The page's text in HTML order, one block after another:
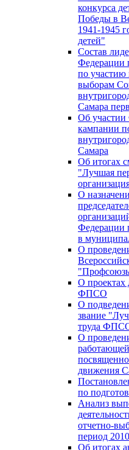
конкурса
Победы в
1941-1945
детей"
Состав
Федерации
по участию
выборам
Самара
Об
кампании
Самара
Об итогах
"Лучшая
О
Федерации
в
О
О проектах
ФПСО
О
звание
труда
О
движения
по
Анализ
отчетно-
период
Об итогах